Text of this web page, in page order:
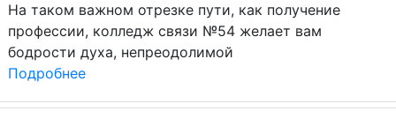
На таком важном отрезке пути, как получение
профессии, колледж связи №54 желает вам
бодрости духа, непреодолимой
Подробнее